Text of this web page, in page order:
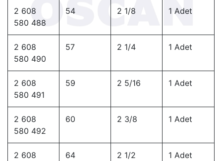
2 608
580 488
54 2 1/8 1 Adet
2 608
580 490
57 2 1/4 1 Adet
2 608
580 491
59 2 5/16 1 Adet
2 608
580 492
60 2 3/8 1 Adet
2 608
64 2 1/2 1 Adet